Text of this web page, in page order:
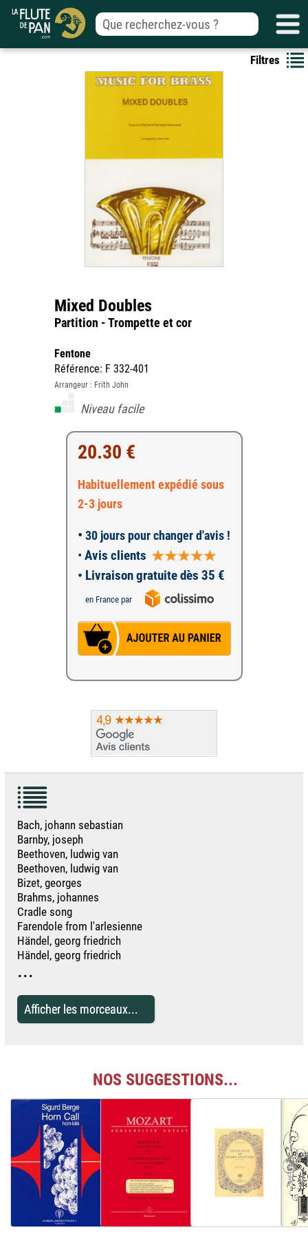
Filtres
Mixed Doubles
Partition - Trompette et cor
Fentone
Référence: F 332-401
Arrangeur : Frith John
Niveau facile
20.30 €
Habituellement expédié sous
2-3 jours
• 30 jours pour changer d'avis !
• Avis clients
• Livraison gratuite dès 35 €
en France par
Bach, johann sebastian
Barnby, joseph
Beethoven, ludwig van
Beethoven, ludwig van
Bizet, georges
Brahms, johannes
Cradle song
Farendole from l'arlesienne
Händel, georg friedrich
Händel, georg friedrich
...
Afficher les morceaux...
NOS SUGGESTIONS...